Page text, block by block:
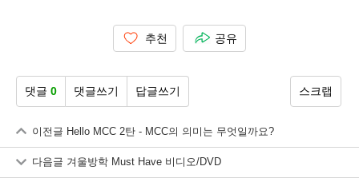
추천 공유
댓글 0 댓글쓰기 답글쓰기 스크랩
이전글 Hello MCC 2탄 - MCC의 의미는 무엇일까요?
다음글 겨울방학 Must Have 비디오/DVD